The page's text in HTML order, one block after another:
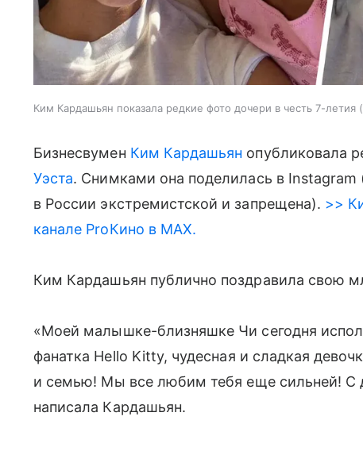
Ким Кардашьян показала редкие фото дочери в честь 7-летия
Бизнесвумен Ким Кардашьян опубликовала
Уэста. Снимками она поделилась в Instagram
в России экстремистской и запрещена). >>
канале ProКино в MAX.
Ким Кардашьян публично поздравила свою
«Моей малышке-близняшке Чи сегодня
фанатка Hello Kitty, чудесная и сладкая
и семью! Мы все любим тебя еще сильней!
написала Кардашьян.